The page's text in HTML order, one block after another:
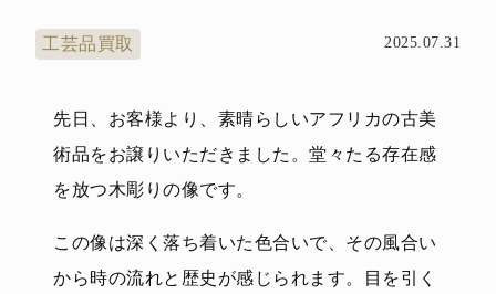
工芸品買取 2025.07.31
先日、お客様より、素晴らしいアフリカの古美
術品をお譲りいただきました。堂々たる存在感
を放つ木彫りの像です。
この像は深く落ち着いた色合いで、その風合い
から時の流れと歴史が感じられます。目を引く